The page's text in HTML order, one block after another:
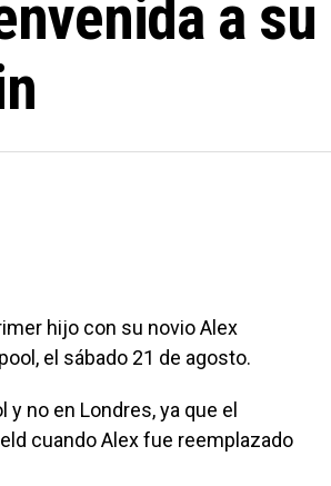
a
hijo con su novio Alex
el sábado 21 de agosto.
no en Londres, ya que el
cuando Alex fue reemplazado